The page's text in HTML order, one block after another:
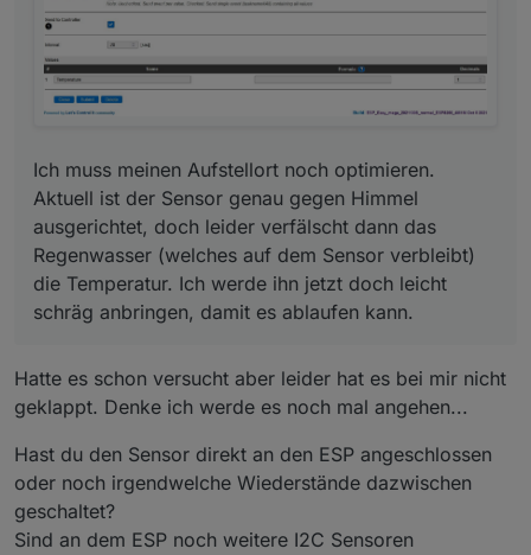
Ich muss meinen Aufstellort noch optimieren.
Aktuell ist der Sensor genau gegen Himmel
ausgerichtet, doch leider verfälscht dann das
Regenwasser (welches auf dem Sensor verbleibt)
die Temperatur. Ich werde ihn jetzt doch leicht
schräg anbringen, damit es ablaufen kann.
Hatte es schon versucht aber leider hat es bei mir nicht
geklappt. Denke ich werde es noch mal angehen...
Hast du den Sensor direkt an den ESP angeschlossen
oder noch irgendwelche Wiederstände dazwischen
geschaltet?
Sind an dem ESP noch weitere I2C Sensoren